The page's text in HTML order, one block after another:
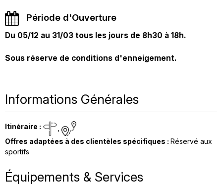
Période d'Ouverture
Du 05/12 au 31/03 tous les jours de 8h30 à 18h.
Sous réserve de conditions d'enneigement.
Informations Générales
Itinéraire :
Offres adaptées à des clientèles spécifiques : Réservé aux
sportifs
Équipements & Services